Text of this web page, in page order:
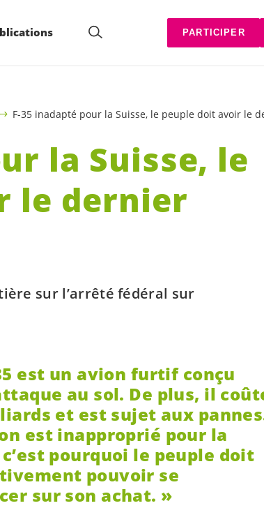
PARTICIPER
F-35 inadapté pour la Suisse, le peuple doit avoir le
la Suisse, le
le dernier
sur l’arrêté fédéral sur
est un avion furtif conçu
au sol. De plus, il
et est sujet aux
est inapproprié pour la
c’est pourquoi le peuple doit
pouvoir se
sur son achat.